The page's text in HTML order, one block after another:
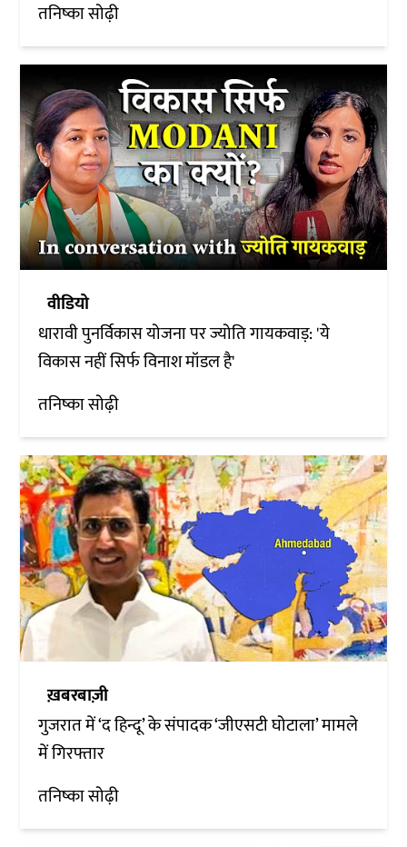
तनिष्का सोढ़ी
वीडियो
धारावी पुनर्विकास योजना पर ज्योति गायकवाड़: 'ये
विकास नहीं सिर्फ विनाश मॉडल है'
तनिष्का सोढ़ी
ख़बरबाज़ी
गुजरात में ‘द हिन्दू’ के संपादक ‘जीएसटी घोटाला’ मामले
में गिरफ्तार
तनिष्का सोढ़ी